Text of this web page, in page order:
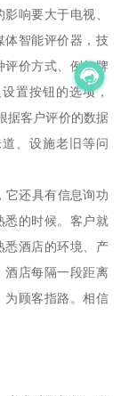
响要大于电视、
体智能评价器，技
评价方式、例如牌
置按钮的选项，
据客户评价的数据
、设施老旧等问
还具有信息询功
悉的时候。客户就
悉酒店的环境、产
酒店每隔一段距离
为顾客指路。相信